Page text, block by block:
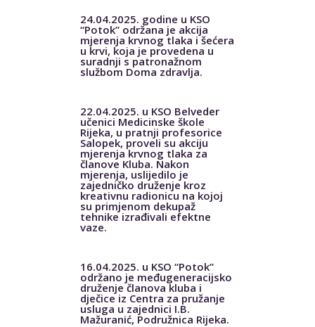
24.04.2025. godine u KSO
“Potok” održana je akcija
mjerenja krvnog tlaka i šećera
u krvi, koja je provedena u
suradnji s patronažnom
službom Doma zdravlja.
22.04.2025. u KSO Belveder
učenici Medicinske škole
Rijeka, u pratnji profesorice
Salopek, proveli su akciju
mjerenja krvnog tlaka za
članove Kluba. Nakon
mjerenja, uslijedilo je
zajedničko druženje kroz
kreativnu radionicu na kojoj
su primjenom dekupaž
tehnike izrađivali efektne
vaze.
16.04.2025. u KSO “Potok”
održano je međugeneracijsko
druženje članova kluba i
dječice iz Centra za pružanje
usluga u zajednici I.B.
Mažuranić, Podružnica Rijeka.